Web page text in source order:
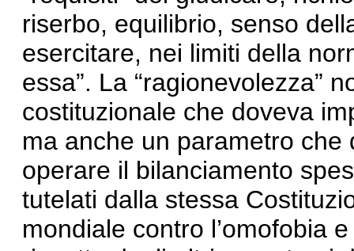
riserbo, equilibrio, senso
esercitare, nei limiti della
essa”. La “ragionevolezza”
costituzionale che doveva
ma anche un parametro
operare il bilanciamento
tutelati dalla stessa
mondiale contro l’omofobia